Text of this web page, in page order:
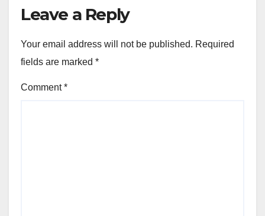
Leave a Reply
Your email address will not be published. Required
fields are marked *
Comment*